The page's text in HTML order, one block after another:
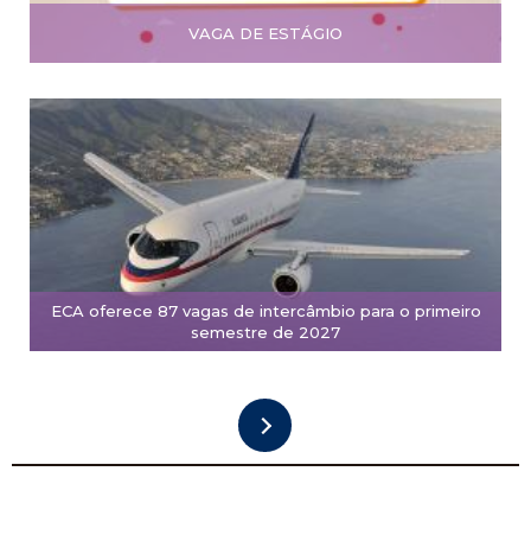
VAGA DE ESTÁGIO
ECA oferece 87 vagas de intercâmbio para o primeiro
semestre de 2027